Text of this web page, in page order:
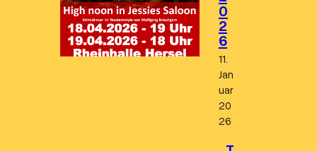
0
2
6
11.
Jan
uar
20
26